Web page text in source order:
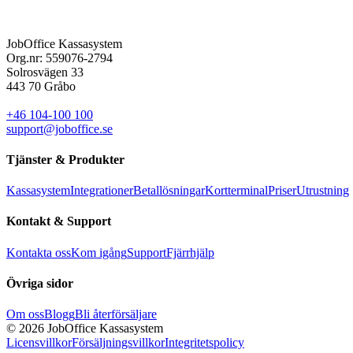
JobOffice Kassasystem
Org.nr: 559076-2794
Solrosvägen 33
443 70 Gråbo
+46 104-100 100
support@joboffice.se
Tjänster & Produkter
KassasystemIntegrationerBetallösningarKortterminalPriserUtrustning
Kontakt & Support
Kontakta ossKom igångSupportFjärrhjälp
Övriga sidor
Om ossBloggBli återförsäljare
© 2026 JobOffice Kassasystem
LicensvillkorFörsäljningsvillkorIntegritetspolicy